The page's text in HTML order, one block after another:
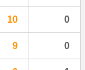
10 0
9 0